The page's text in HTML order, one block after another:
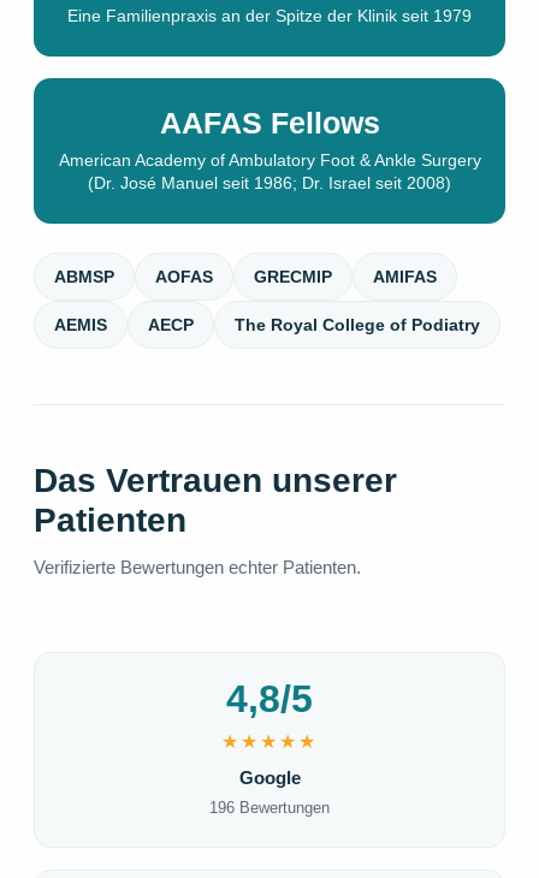
Eine Familienpraxis an der Spitze der Klinik seit 1979
AAFAS Fellows
American Academy of Ambulatory Foot & Ankle Surgery
(Dr. José Manuel seit 1986; Dr. Israel seit 2008)
ABMSP AOFAS GRECMIP AMIFAS
AEMIS AECP The Royal College of Podiatry
Das Vertrauen unserer
Patienten
Verifizierte Bewertungen echter Patienten.
4,8/5
★★★★★
Google
196 Bewertungen